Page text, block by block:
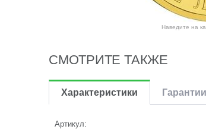
Наведите на
СМОТРИТЕ ТАКЖЕ
Характеристики
Артикул: